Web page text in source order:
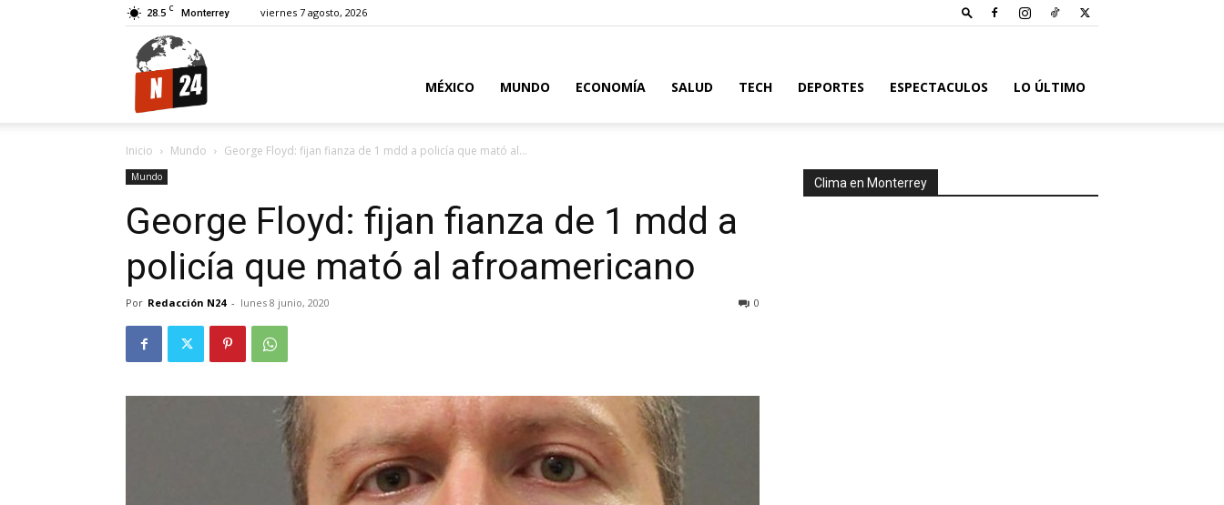
28.5 C Monterrey viernes 7 agosto, 2026
MÉXICO MUNDO ECONOMÍA SALUD TECH DEPORTES ESPECTACULOS LO ÚLTIMO
Inicio Mundo George Floyd: fijan fianza de 1 mdd a policía que mató al...
Mundo
George Floyd: fijan fianza de 1 mdd a
policía que mató al afroamericano
Por Redacción N24 - lunes 8 junio, 2020 0
Clima en Monterrey